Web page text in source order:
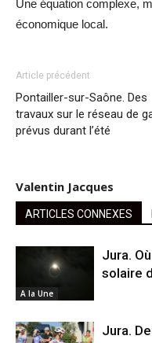
Une équation complexe,
économique local.
Article précédent
Pontailler-sur-Saône. Des
travaux sur le réseau de
prévus durant l’été
Valentin Jacques
ARTICLES CONNEXES
A la Une
Jura.
solaire
Jura.